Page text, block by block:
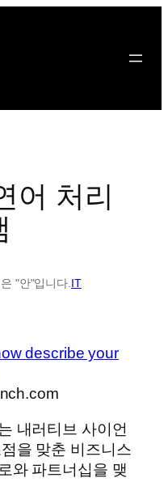
어 처리
"안"입니다.IT
describe your
내러티브 사이언
을 맞춘 비즈니스
와 파트너십을 맺